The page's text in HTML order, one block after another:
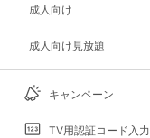
成人向け
成人向け見放題
キャンペーン
TV用認証コード入力